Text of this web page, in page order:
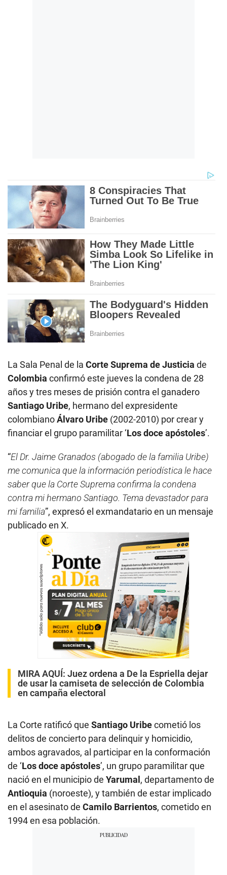
La Sala Penal de la Corte Suprema de Justicia de
Colombia confirmó este jueves la condena de 28
años y tres meses de prisión contra el ganadero
Santiago Uribe, hermano del expresidente
colombianoÁlvaro Uribe (2002-2010) por crear y
financiar el grupo paramilitar ‘Los doce apóstoles’.
“El Dr. Jaime Granados (abogado de la familia Uribe)
me comunica que la información periodística le hace
saber que la Corte Suprema confirma la condena
contra mi hermano Santiago. Tema devastador para
mi familia”, expresó el exmandatario en un mensaje
publicado en X.
MIRA AQUÍ: Juez ordena a De la Espriella dejar
de usar la camiseta de selección de Colombia
en campaña electoral
La Corte ratificó que Santiago Uribecometió los
delitos de concierto para delinquir y homicidio,
ambos agravados, al participar en la conformación
de ‘Los doce apóstoles’, un grupo paramilitar que
nació en el municipio de Yarumal , departamento de
Antioquia (noroeste), y también de estar implicado
en el asesinato de Camilo Barrientos, cometido en
1994 en esa población.